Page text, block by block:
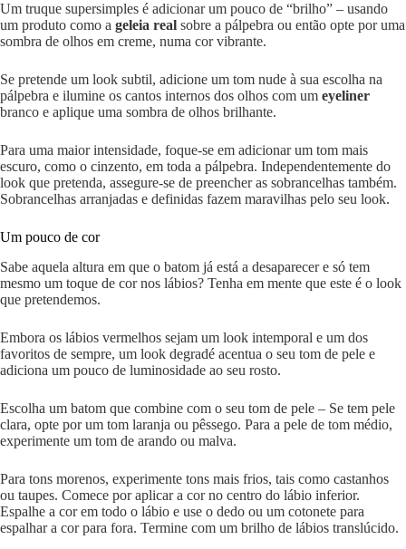
Um truque supersimples é adicionar um pouco de “brilho” – usando
um produto como a geleia real sobre a pálpebra ou então opte por uma
sombra de olhos em creme, numa cor vibrante.
Se pretende um look subtil, adicione um tom nude à sua escolha na
pálpebra e ilumine os cantos internos dos olhos com um eyeliner
branco e aplique uma sombra de olhos brilhante.
Para uma maior intensidade, foque-se em adicionar um tom mais
escuro, como o cinzento, em toda a pálpebra. Independentemente do
look que pretenda, assegure-se de preencher as sobrancelhas também.
Sobrancelhas arranjadas e definidas fazem maravilhas pelo seu look.
Um pouco de cor
Sabe aquela altura em que o batom já está a desaparecer e só tem
mesmo um toque de cor nos lábios? Tenha em mente que este é o look
que pretendemos.
Embora os lábios vermelhos sejam um look intemporal e um dos
favoritos de sempre, um look degradé acentua o seu tom de pele e
adiciona um pouco de luminosidade ao seu rosto.
Escolha um batom que combine com o seu tom de pele – Se tem pele
clara, opte por um tom laranja ou pêssego. Para a pele de tom médio,
experimente um tom de arando ou malva.
Para tons morenos, experimente tons mais frios, tais como castanhos
ou taupes. Comece por aplicar a cor no centro do lábio inferior.
Espalhe a cor em todo o lábio e use o dedo ou um cotonete para
espalhar a cor para fora. Termine com um brilho de lábios translúcido.